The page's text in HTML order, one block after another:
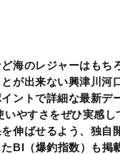
海のレジャーはもち
が出来ない興津川河
イントで詳細な最新デ
いやすさをぜひ実感し
伸ばせるよう、独自
BI（爆釣指数）も掲